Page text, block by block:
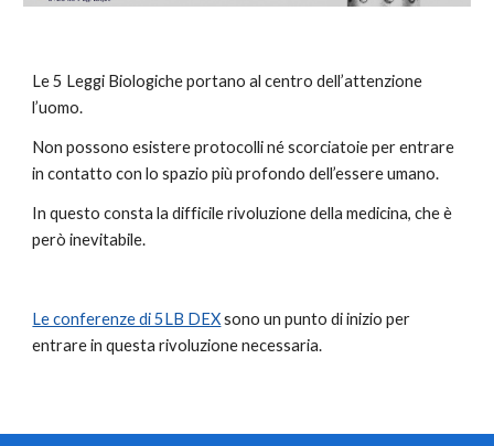
Le 5 Leggi Biologiche portano al centro dell’attenzione
l’uomo.
Non possono esistere protocolli né scorciatoie per entrare
in contatto con lo spazio più profondo dell’essere umano.
In questo consta la difficile rivoluzione della medicina, che è
però inevitabile.
Le conferenze di 5LB DEX sono un punto di inizio per
entrare in questa rivoluzione necessaria.